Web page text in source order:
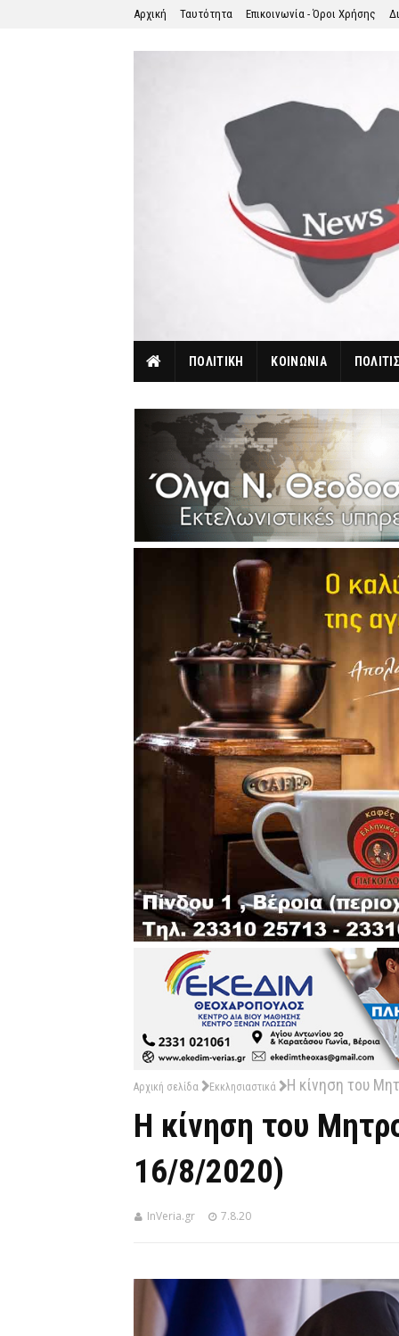
Αρχική Ταυτότητα Επικοινωνία - Όροι Χρήσης
ΠΟΛΙΤΙΚΗ ΚΟΙΝΩΝΙΑ
Αρχική σελίδα Εκκλησιαστικά Η κίνηση του
Η κίνηση του
16/8/2020)
InVeria.gr 7.8.20